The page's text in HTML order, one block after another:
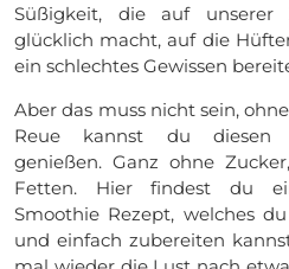
Süßigkeit, die auf unserer
glücklich macht, auf die
ein schlechtes Gewissen
Aber das muss nicht sein,
Reue kannst du diesen
genießen. Ganz ohne
Fetten. Hier findest du
Smoothie Rezept, welches
und einfach zubereiten